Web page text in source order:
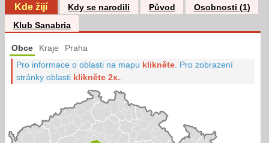
Kde žijí Kdy se narodili Původ
Osobnosti (1)
Klub Sanabria
Obce Kraje Praha
Pro informace o oblasti na mapu klikněte Pro zobrazení
stránky oblasti klikněte 2x.